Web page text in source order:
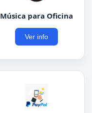
Música para Oficina
Ver info